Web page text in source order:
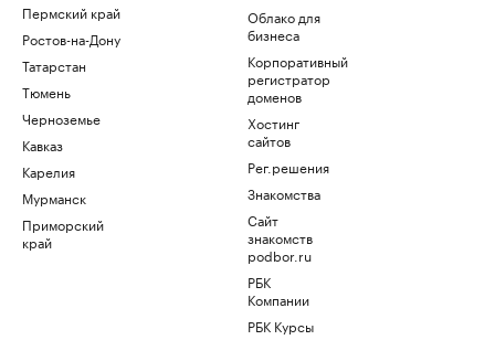
Пермский край
Ростов-на-Дону
Татарстан
Тюмень
Черноземье
Кавказ
Карелия
Мурманск
Приморский
край
Облако для
бизнеса
Корпоративный
регистратор
доменов
Хостинг
сайтов
Рег.решения
Знакомства
Сайт
знакомств
podbor.ru
РБК
Компании
РБК Курсы